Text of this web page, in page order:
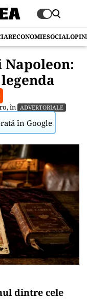
ECONOMIESOCIAL
Napoleon:
, în ADVERTORIALE
în Google
dintre cele